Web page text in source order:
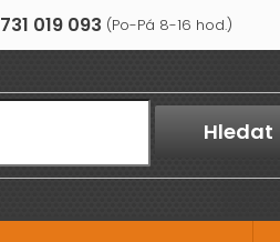
731 019 093
Hledat